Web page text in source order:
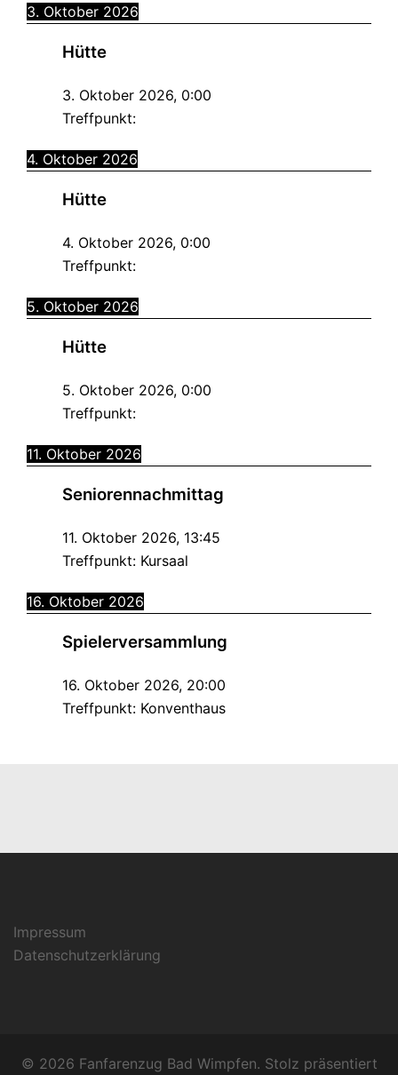
3. Oktober 2026
Hütte
3. Oktober 2026, 0:00
Treffpunkt:
4. Oktober 2026
Hütte
4. Oktober 2026, 0:00
Treffpunkt:
5. Oktober 2026
Hütte
5. Oktober 2026, 0:00
Treffpunkt:
11. Oktober 2026
Seniorennachmittag
11. Oktober 2026, 13:45
Treffpunkt: Kursaal
16. Oktober 2026
Spielerversammlung
16. Oktober 2026, 20:00
Treffpunkt: Konventhaus
Impressum
Datenschutzerklärung
© 2026 Fanfarenzug Bad Wimpfen. Stolz präsentiert